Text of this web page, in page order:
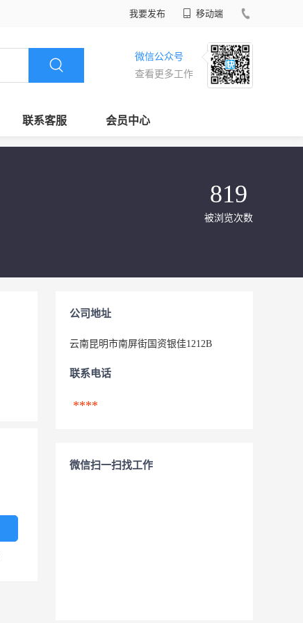
我要发布 移动端
微信公众号
查看更多工作
联系客服 会员中心
819
被浏览次数
公司地址
云南昆明市南屏街国资银佳1212B
联系电话
****
微信扫一扫找工作